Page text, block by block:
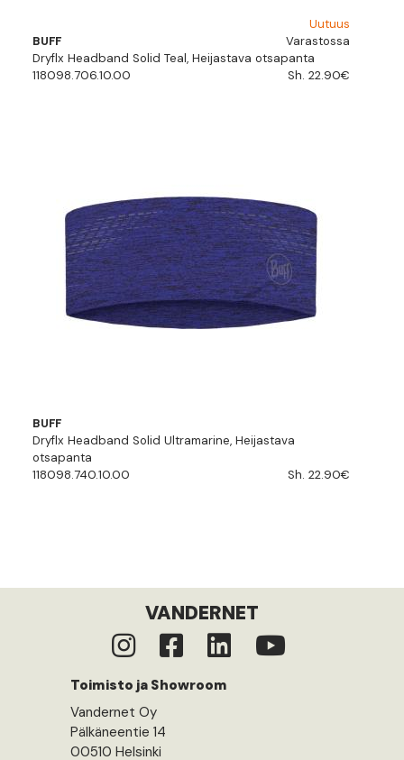
Uutuus
BUFF
Varastossa
Dryflx Headband Solid Teal, Heijastava otsapanta
118098.706.10.00
Sh. 22.90€
BUFF
Dryflx Headband Solid Ultramarine, Heijastava
otsapanta
118098.740.10.00
Sh. 22.90€
VANDERNET
Toimisto ja Showroom
Vandernet Oy
Pälkäneentie 14
00510 Helsinki